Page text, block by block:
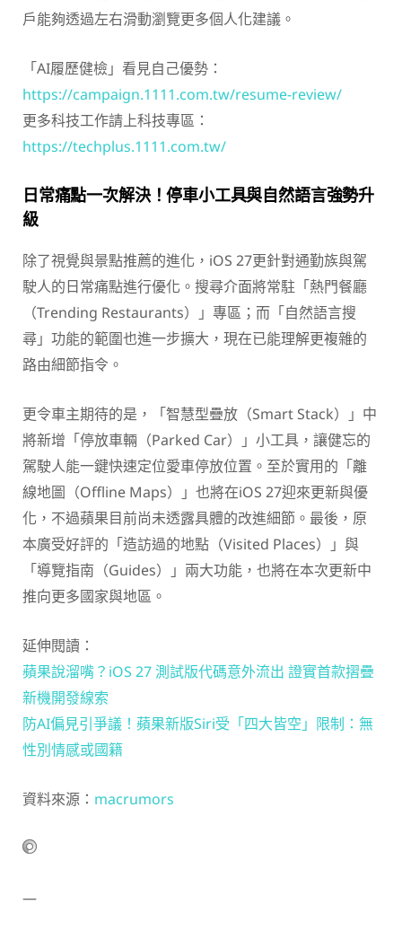
戶能夠透過左右滑動瀏覽更多個人化建議。
「AI履歷健檢」看見自己優勢：
https://campaign.1111.com.tw/resume-review/
更多科技工作請上科技專區：
https://techplus.1111.com.tw/
日常痛點一次解決！停車小工具與自然語言強勢升
級
除了視覺與景點推薦的進化，iOS 27更針對通勤族與駕
駛人的日常痛點進行優化。搜尋介面將常駐「熱門餐廳
（Trending Restaurants）」專區；而「自然語言搜
尋」功能的範圍也進一步擴大，現在已能理解更複雜的
路由細節指令。
更令車主期待的是，「智慧型疊放（Smart Stack）」中
將新增「停放車輛（Parked Car）」小工具，讓健忘的
駕駛人能一鍵快速定位愛車停放位置。至於實用的「離
線地圖（Offline Maps）」也將在iOS 27迎來更新與優
化，不過蘋果目前尚未透露具體的改進細節。最後，原
本廣受好評的「造訪過的地點（Visited Places）」與
「導覽指南（Guides）」兩大功能，也將在本次更新中
推向更多國家與地區。
延伸閱讀：
蘋果說溜嘴？iOS 27 測試版代碼意外流出 證實首款摺疊
新機開發線索
防AI偏見引爭議！蘋果新版Siri受「四大皆空」限制：無
性別情感或國籍
資料來源： macrumors
—